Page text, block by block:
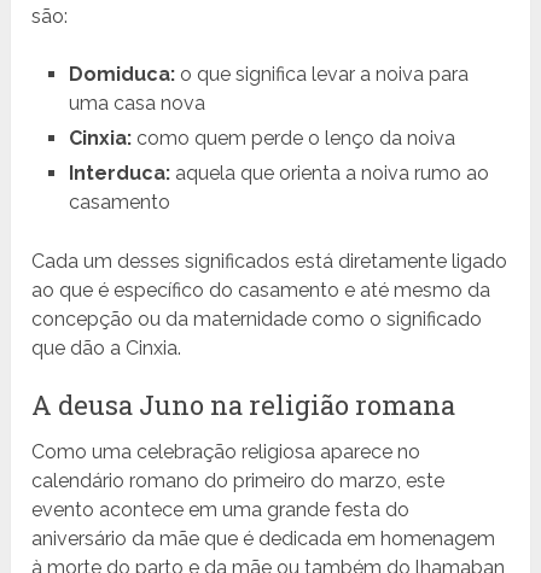
são:
Domiduca:o que significa levar a noiva para
uma casa nova
Cinxia:como quem perde o lenço da noiva
Interduca:aquela que orienta a noiva rumo ao
casamento
Cada um desses significados está diretamente ligado
ao que é específico do casamento e até mesmo da
concepção ou da maternidade como o significado
que dão a Cinxia.
A deusa Juno na religião romana
Como uma celebração religiosa aparece no
calendário romano do primeiro do marzo, este
evento acontece em uma grande festa do
aniversário da mãe que é dedicada em homenagem
à morte do parto e da mãe ou também do lhamaban